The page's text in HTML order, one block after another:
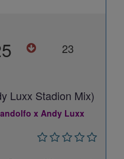
23
Luxx Stadion Mix)
x Andy Luxx